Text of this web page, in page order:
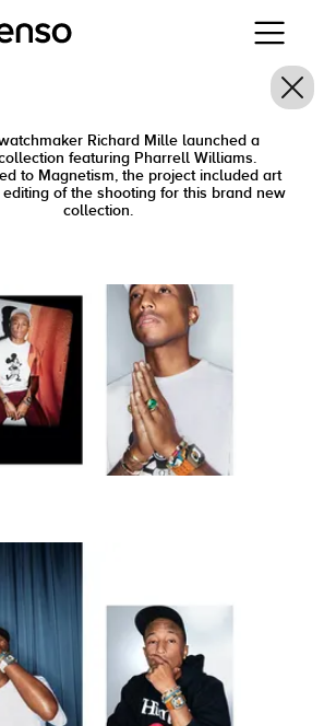
PRINCIPAL
Richard Mille launched a
featuring Pharrell Williams.
to Magnetism, the project included art
of the shooting for this brand new
collection.